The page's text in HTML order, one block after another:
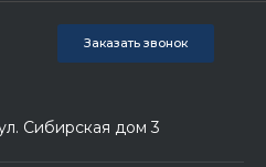
Заказать звонок
Сибирская дом 3